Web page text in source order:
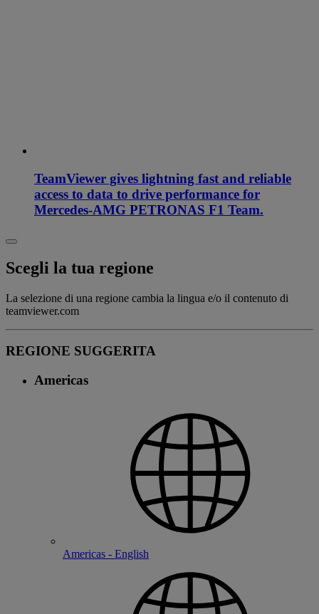
TeamViewer gives lightning fast and reliable
access to data to drive performance for
Mercedes-AMG PETRONAS F1 Team.
Scegli la tua regione
La selezione di una regione cambia la lingua e/o il contenuto di
teamviewer.com
REGIONE SUGGERITA
Americas
Americas - English